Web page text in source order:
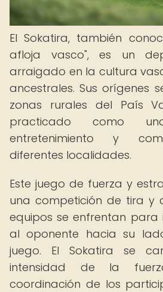
El Sokatira, también
afloja vasco", es un
arraigado en la cultura
ancestrales. Sus orígenes
zonas rurales del País
practicado como
entretenimiento y
diferentes localidades.
Este juego de fuerza y
una competición de tira y
equipos se enfrentan
al oponente hacia su
juego. El Sokatira se
intensidad de la
coordinación de los